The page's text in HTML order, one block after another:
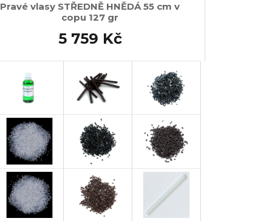
Pravé vlasy STŘEDNĚ HNĚDÁ 55 cm v
copu 127 gr
5 759 Kč